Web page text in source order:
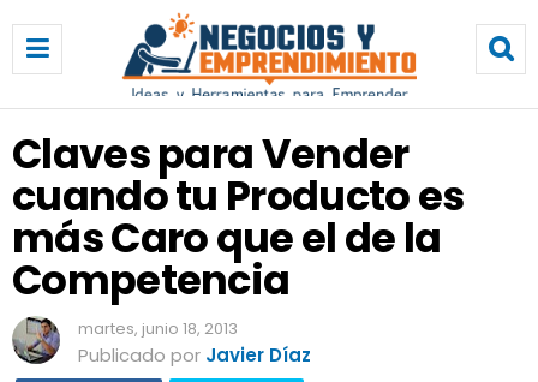
a
v
s
p
a
r
V
n
d
Claves para Vender
cuando tu Producto es
más Caro que el de la
Competencia
martes, junio 18, 2013
Publicado por Javier Díaz